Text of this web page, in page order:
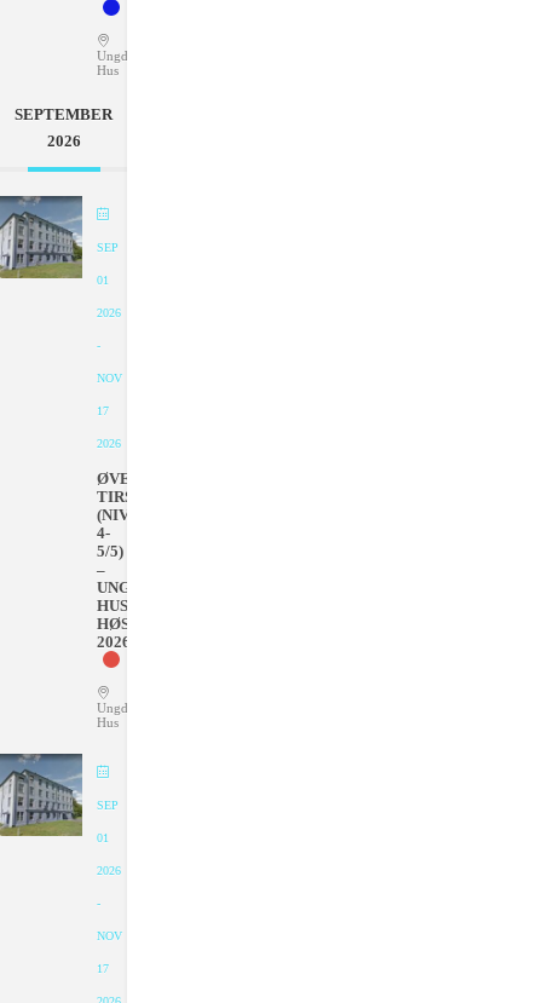
Ungdommens
Hus
SEPTEMBER
2026
SEP
01
2026
-
NOV
17
2026
ØVET
TIRSDAGER
(NIVÅ
4-
5/5)
–
UNGDOMMENS
HUS
HØSTEN
2026
Ungdommens
Hus
SEP
01
2026
-
NOV
17